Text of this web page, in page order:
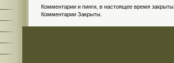
Комментарии и пинги, в настоящее время закрыты.
Комментарии Закрыты.